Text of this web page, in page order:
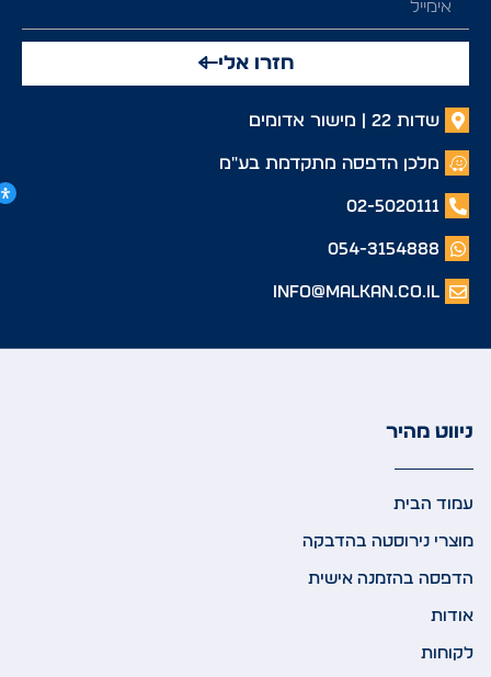
חזרו אלי
שדות 22 | מישור אדומים
מלכן הדפסה מתקדמת בע"מ
02-5020111
054-3154888
info@malkan.co.il
ניווט מהיר
עמוד הבית
מוצרי נירוסטה בהדבקה
הדפסה בהזמנה אישית
אודות
לקוחות